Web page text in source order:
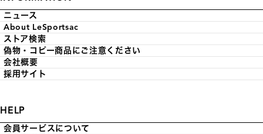
ニュース
About LeSportsac
ストア検索
偽物・コピー商品にご注意ください
会社概要
採用サイト
HELP
会員サービスについて